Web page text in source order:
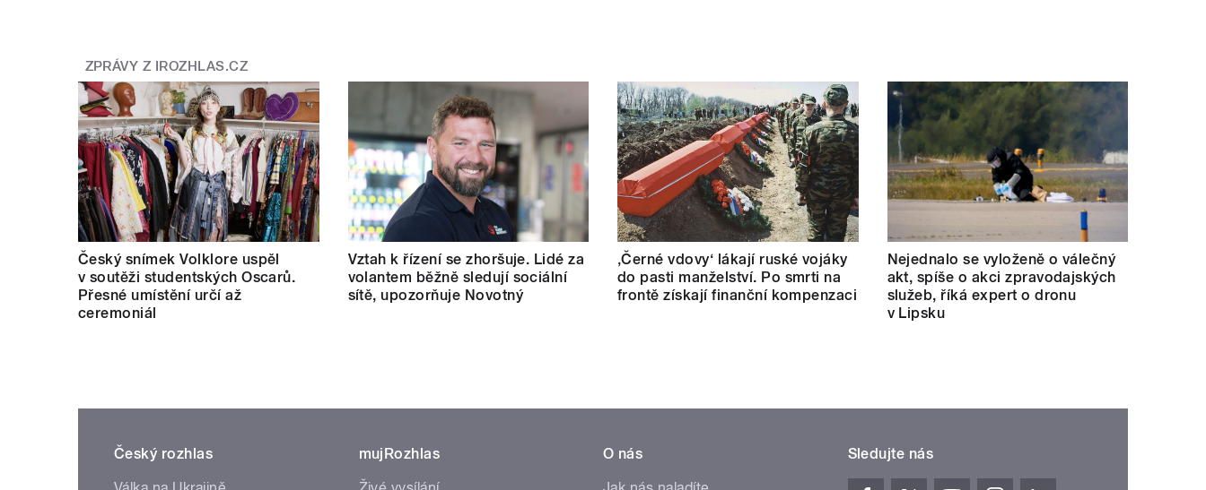
ZPRÁVY Z IROZHLAS.CZ
Český snímek Volklore uspěl
v soutěži studentských Oscarů.
Přesné umístění určí až
ceremoniál
Vztah k řízení se zhoršuje. Lidé za
volantem běžně sledují sociální
sítě, upozorňuje Novotný
‚Černé vdovy‘ lákají ruské vojáky
do pasti manželství. Po smrti na
frontě získají finanční kompenzaci
Nejednalo se vyloženě o válečný
akt, spíše o akci zpravodajských
služeb, říká expert o dronu
v Lipsku
Český rozhlas
mujRozhlas
O nás
Sledujte nás